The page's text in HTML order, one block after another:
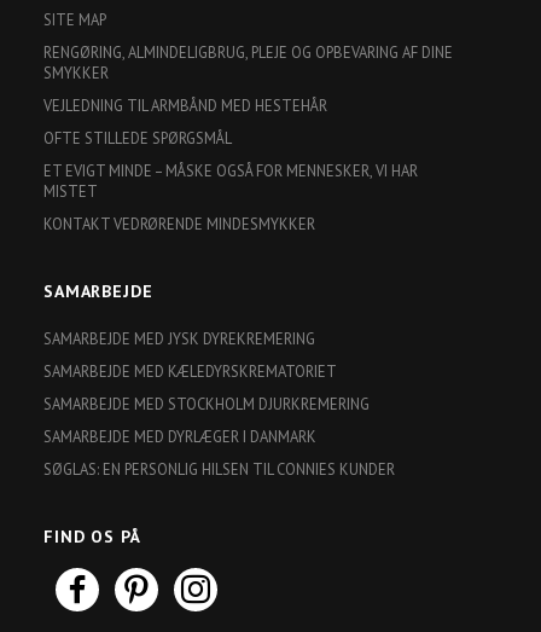
SITE MAP
RENGØRING, ALMINDELIGBRUG, PLEJE OG OPBEVARING AF DINE
SMYKKER
VEJLEDNING TIL ARMBÅND MED HESTEHÅR
OFTE STILLEDE SPØRGSMÅL
ET EVIGT MINDE – MÅSKE OGSÅ FOR MENNESKER, VI HAR
MISTET
KONTAKT VEDRØRENDE MINDESMYKKER
SAMARBEJDE
SAMARBEJDE MED JYSK DYREKREMERING
SAMARBEJDE MED KÆLEDYRSKREMATORIET
SAMARBEJDE MED STOCKHOLM DJURKREMERING
SAMARBEJDE MED DYRLÆGER I DANMARK
SØGLAS: EN PERSONLIG HILSEN TIL CONNIES KUNDER
FIND OS PÅ